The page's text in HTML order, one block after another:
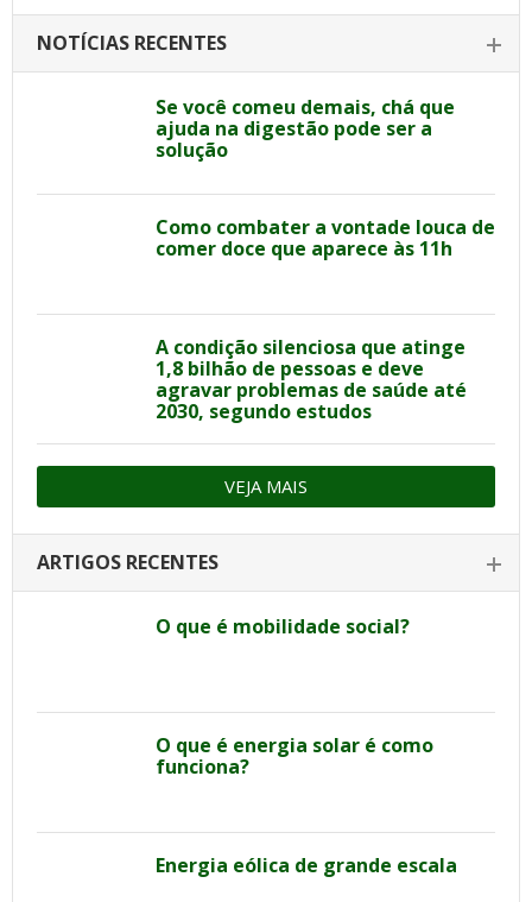
NOTÍCIAS RECENTES
Se você comeu demais, chá que
ajuda na digestão pode ser a
solução
Como combater a vontade louca de
comer doce que aparece às 11h
A condição silenciosa que atinge
1,8 bilhão de pessoas e deve
agravar problemas de saúde até
2030, segundo estudos
VEJA MAIS
ARTIGOS RECENTES
O que é mobilidade social?
O que é energia solar é como
funciona?
Energia eólica de grande escala